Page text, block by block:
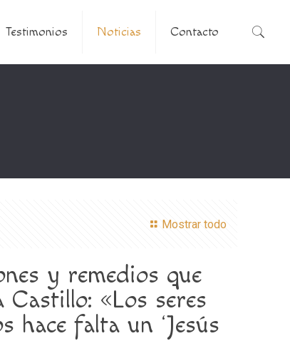
Testimonios Noticias Contacto
Mostrar todo
y remedios que
Castillo: «Los seres
hace falta un ‘Jesús